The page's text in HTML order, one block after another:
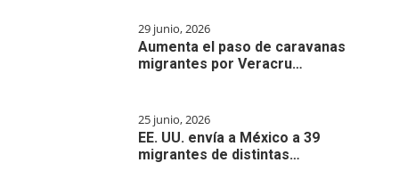
29 junio, 2026
Aumenta el paso de caravanas
migrantes por Veracru…
25 junio, 2026
EE. UU. envía a México a 39
migrantes de distintas…